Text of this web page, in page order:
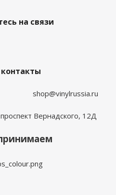
на связи
shop@vinylrussia.ru
Вернадского, 12Д